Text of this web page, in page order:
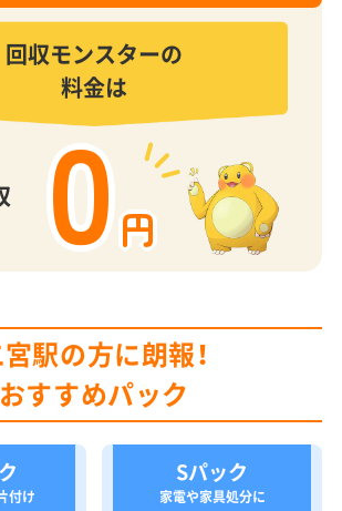
回収モンスターの
料金は
0円
駅の方に朗報！
おすすめパック
付け
Sパック
家電や家具処分に